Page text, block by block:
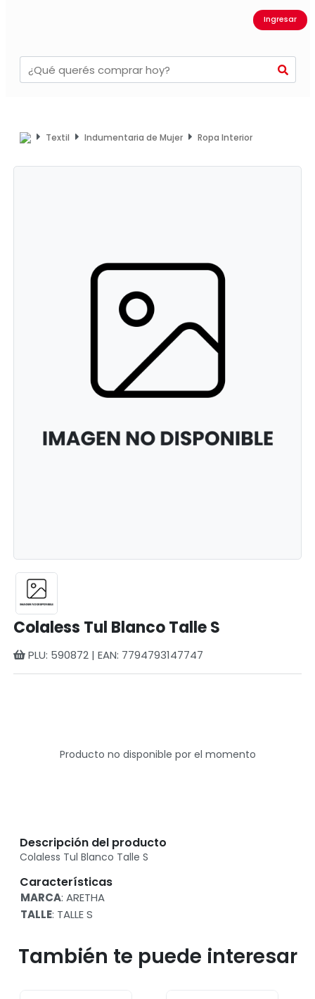
Ingresar
Textil Indumentaria de Mujer Ropa Interior
Colaless Tul Blanco Talle S
PLU: 590872 | EAN: 7794793147747
Producto no disponible por el momento
Descripción del producto
Colaless Tul Blanco Talle S
Características
MARCA: ARETHA
TALLE: TALLE S
También te puede interesar